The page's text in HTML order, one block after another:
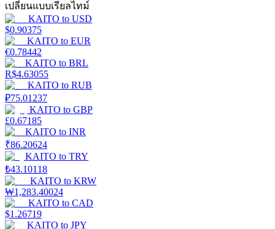
การล็อค BTR
การลงทุนพิเศษสำหรับผู้ถือ BTR
เปลี่ยนแบบเรียลไทม์
KAITO to USD
$0.90375
KAITO to EUR
€0.78442
KAITO to BRL
R$4.63055
KAITO to RUB
₽75.01237
KAITO to GBP
£0.67185
KAITO to INR
₹86.20624
KAITO to TRY
₺43.10118
KAITO to KRW
₩1,283.40024
KAITO to CAD
$1.26719
KAITO to JPY